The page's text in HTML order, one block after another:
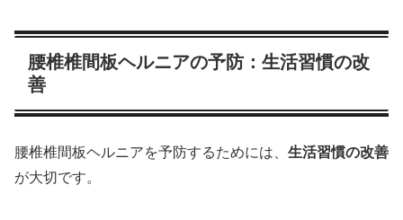
腰椎椎間板ヘルニアの予防：生活習慣の改
善
腰椎椎間板ヘルニアを予防するためには、 生活習慣の改善
が大切です。